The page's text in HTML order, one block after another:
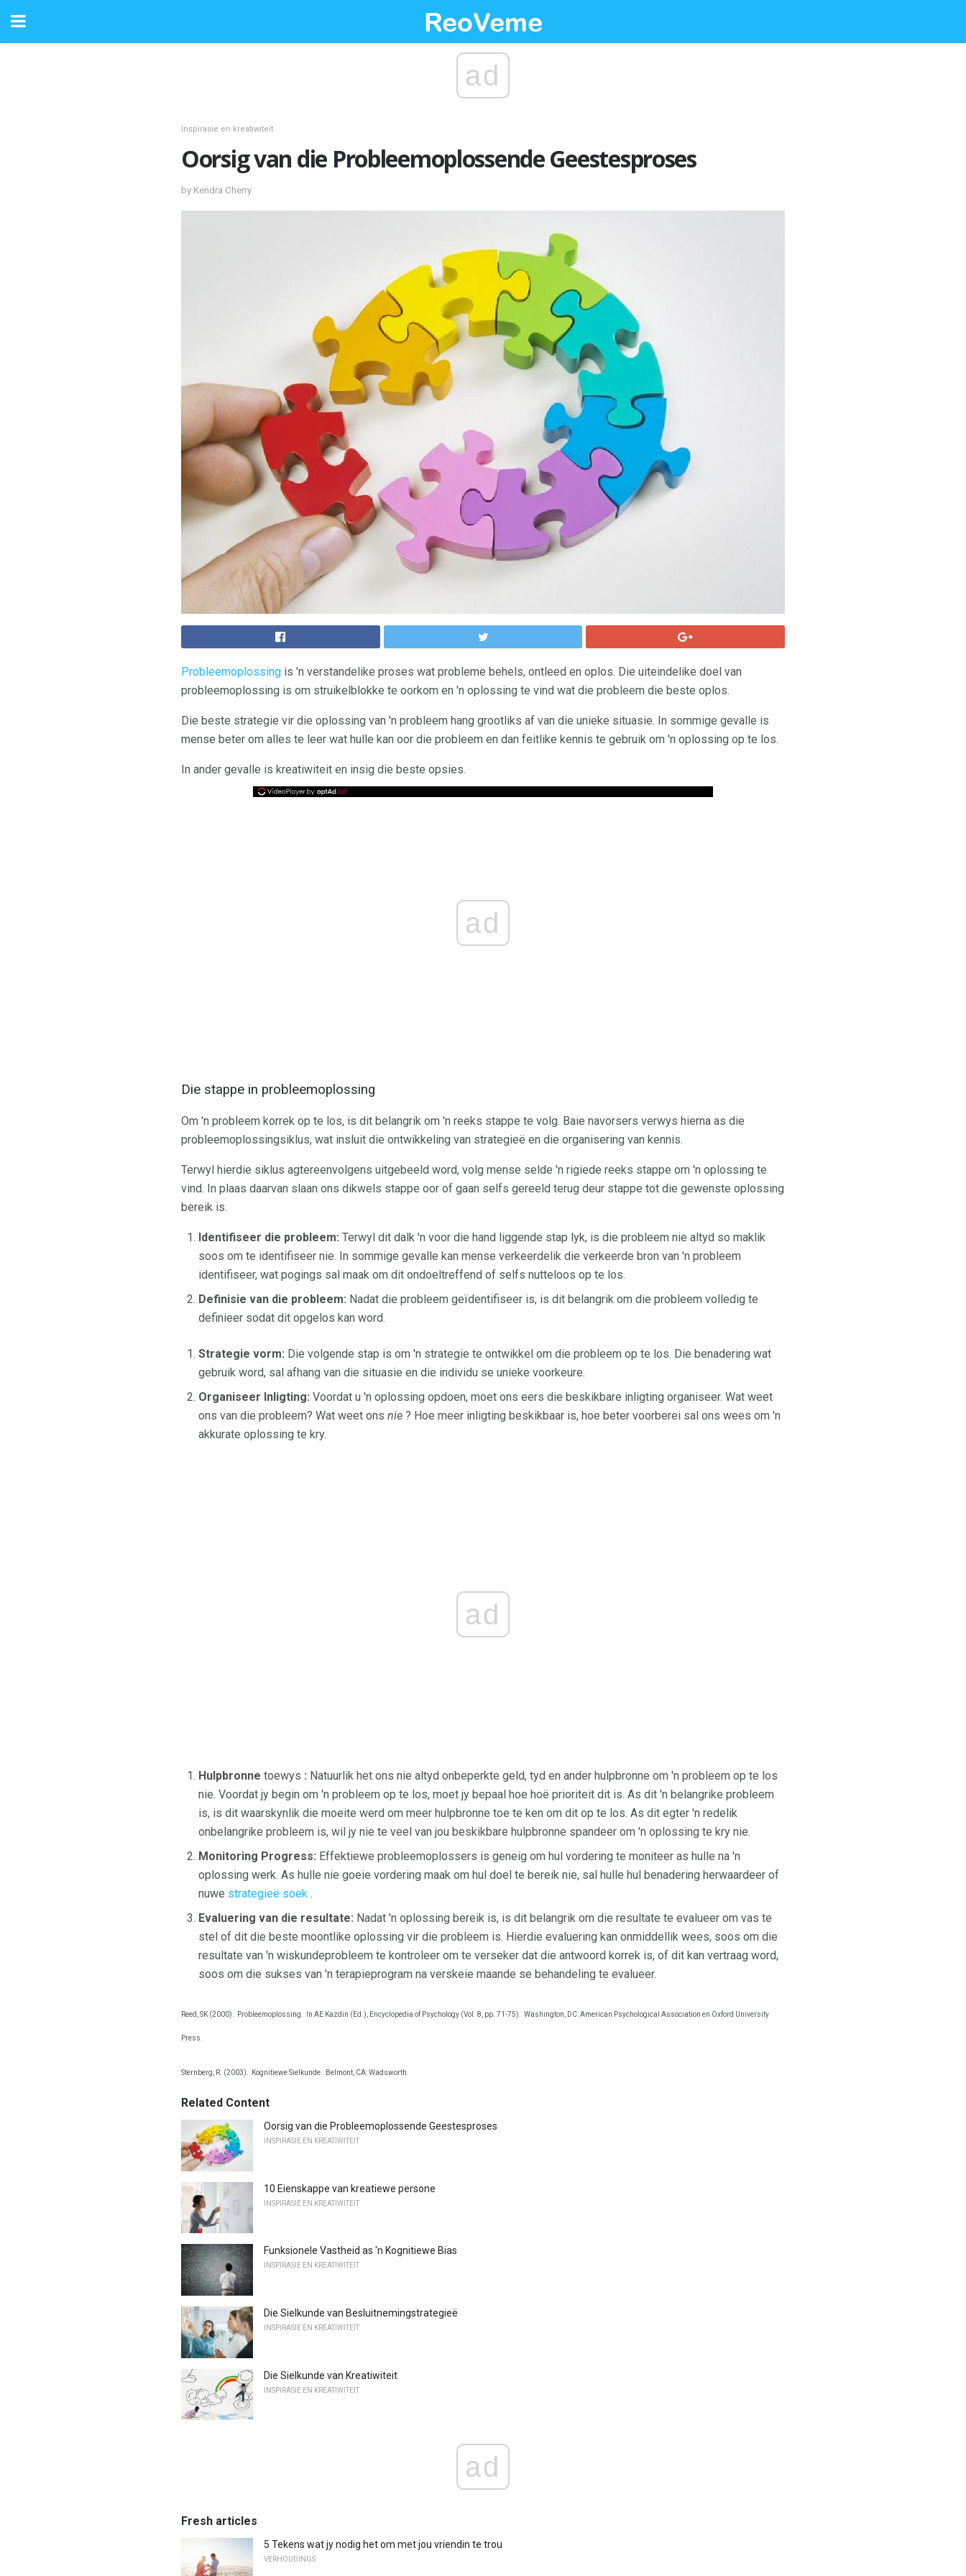
ad
Inspirasie en kreatiwiteit
Oorsig van die Probleemoplossende Geestesproses
by Kendra Cherry
Probleemoplossing is 'n verstandelike proses wat probleme behels, ontleed en oplos. Die uiteindelike doel van
probleemoplossing is om struikelblokke te oorkom en 'n oplossing te vind wat die probleem die beste oplos.
Die beste strategie vir die oplossing van 'n probleem hang grootliks af van die unieke situasie. In sommige gevalle is
mense beter om alles te leer wat hulle kan oor die probleem en dan feitlike kennis te gebruik om 'n oplossing op te los.
In ander gevalle is kreatiwiteit en insig die beste opsies.
ad
Die stappe in probleemoplossing
Om 'n probleem korrek op te los, is dit belangrik om 'n reeks stappe te volg. Baie navorsers verwys hierna as die
probleemoplossingsiklus, wat insluit die ontwikkeling van strategieë en die organisering van kennis.
Terwyl hierdie siklus agtereenvolgens uitgebeeld word, volg mense selde 'n rigiede reeks stappe om 'n oplossing te
vind. In plaas daarvan slaan ons dikwels stappe oor of gaan selfs gereeld terug deur stappe tot die gewenste oplossing
bereik is.
Identifiseer die probleem: Terwyl dit dalk 'n voor die hand liggende stap lyk, is die probleem nie altyd so maklik
soos om te identifiseer nie. In sommige gevalle kan mense verkeerdelik die verkeerde bron van 'n probleem
identifiseer, wat pogings sal maak om dit ondoeltreffend of selfs nutteloos op te los.
Definisie van die probleem: Nadat die probleem geïdentifiseer is, is dit belangrik om die probleem volledig te
definieer sodat dit opgelos kan word.
Strategie vorm: Die volgende stap is om 'n strategie te ontwikkel om die probleem op te los. Die benadering wat
gebruik word, sal afhang van die situasie en die individu se unieke voorkeure.
Organiseer Inligting: Voordat u 'n oplossing opdoen, moet ons eers die beskikbare inligting organiseer. Wat weet
ons van die probleem? Wat weet ons nie ? Hoe meer inligting beskikbaar is, hoe beter voorberei sal ons wees om 'n
akkurate oplossing te kry.
ad
Hulpbronne toewys : Natuurlik het ons nie altyd onbeperkte geld, tyd en ander hulpbronne om 'n probleem op te los
nie. Voordat jy begin om 'n probleem op te los, moet jy bepaal hoe hoë prioriteit dit is. As dit 'n belangrike probleem
is, is dit waarskynlik die moeite werd om meer hulpbronne toe te ken om dit op te los. As dit egter 'n redelik
onbelangrike probleem is, wil jy nie te veel van jou beskikbare hulpbronne spandeer om 'n oplossing te kry nie.
Monitoring Progress: Effektiewe probleemoplossers is geneig om hul vordering te moniteer as hulle na 'n
oplossing werk. As hulle nie goeie vordering maak om hul doel te bereik nie, sal hulle hul benadering herwaardeer of
nuwe strategieë soek .
Evaluering van die resultate: Nadat 'n oplossing bereik is, is dit belangrik om die resultate te evalueer om vas te
stel of dit die beste moontlike oplossing vir die probleem is. Hierdie evaluering kan onmiddellik wees, soos om die
resultate van 'n wiskundeprobleem te kontroleer om te verseker dat die antwoord korrek is, of dit kan vertraag word,
soos om die sukses van 'n terapieprogram na verskeie maande se behandeling te evalueer.
Reed, SK (2000). Probleemoplossing. In AE Kazdin (Ed.), Encyclopedia of Psychology (Vol. 8, pp. 71-75). Washington, DC: American Psychological Association en Oxford University
Press.
Sternberg, R. (2003). Kognitiewe Sielkunde. Belmont, CA: Wadsworth.
Related Content
Oorsig van die Probleemoplossende Geestesproses
INSPIRASIE EN KREATIWITEIT
10 Eienskappe van kreatiewe persone
INSPIRASIE EN KREATIWITEIT
Funksionele Vastheid as 'n Kognitiewe Bias
INSPIRASIE EN KREATIWITEIT
Die Sielkunde van Besluitnemingstrategieë
INSPIRASIE EN KREATIWITEIT
Die Sielkunde van Kreatiwiteit
INSPIRASIE EN KREATIWITEIT
ad
Fresh articles
5 Tekens wat jy nodig het om met jou vriendin te trou
VERHOUDINGS